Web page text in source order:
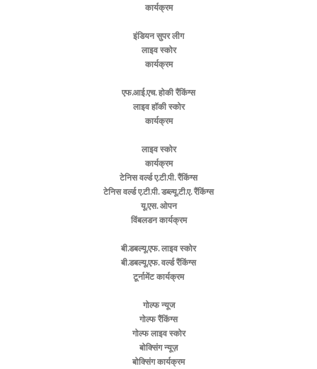
कार्यक्रम
इंडियन सुपर लीग
लाइव स्कोर
कार्यक्रम
एफ.आई.एच. होकी रैंकिंग्स
लाइव हॉकी स्कोर
कार्यक्रम
लाइव स्कोर
कार्यक्रम
टेनिस वर्ल्ड ए.टी.पी. रैंकिंग्स
टेनिस वर्ल्ड ए.टी.पी. डब्ल्यू.टी.ए. रैंकिंग्स
यू.एस. ओपन
विंबलडन कार्यक्रम
बी.डबल्यू.एफ. लाइव स्कोर
बी.डबल्यू.एफ. वर्ल्ड रैंकिंग्स
टूर्नामेंट कार्यक्रम
गोल्फ न्यूज
गोल्फ रैंकिंग्स
गोल्फ लाइव स्कोर
बोक्सिंग न्यूज़
बोक्सिंग कार्यक्रम